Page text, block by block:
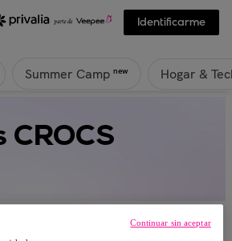
Identificarme
Summer Camp new Hogar &
CROCS
Continuar sin aceptar